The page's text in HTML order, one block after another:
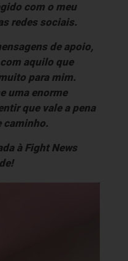
com o meu
redes sociais.
de apoio,
aquilo que
para mim.
uma enorme
que vale a pena
caminho.
à Fight News